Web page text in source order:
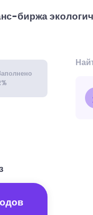
биржа